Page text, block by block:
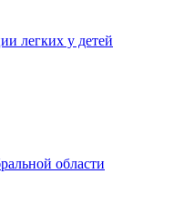
легких у детей
области